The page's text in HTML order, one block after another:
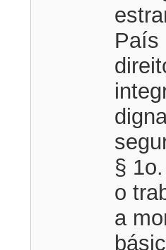
País
§
o
a